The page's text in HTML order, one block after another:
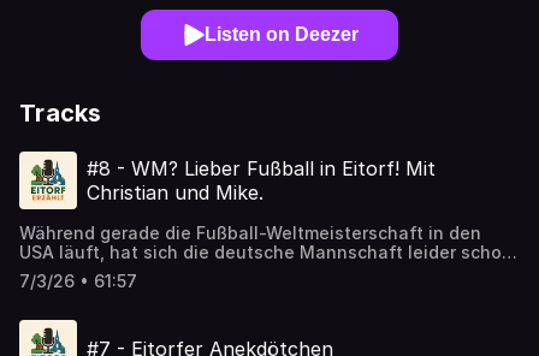
Listen on Deezer
Tracks
#8 - WM? Lieber Fußball in Eitorf! Mit
Christian und Mike.
Während gerade die Fußball-Weltmeisterschaft in den
USA läuft, hat sich die deutsche Mannschaft leider schon
kläglich verabschiedet – Grund genug, den Blick mal
wieder vor die eigene Haustür zu richten: Was passiert
„Eitorf Erzählt” sind gleich zwei Vereinsvertreter zu Gast:
Christian Stiel, Geschäftsführer von SV GW Mühleip, und
7/3/26 • 61:57
#7 - Eitorfer Anekdötchen